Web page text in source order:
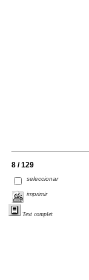
8 / 129
seleccionar
imprimir
Text complet